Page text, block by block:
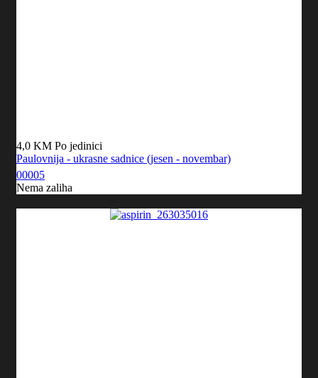
4,0 KM Po jedinici
Paulovnija - ukrasne sadnice (jesen - novembar)
00005
Nema zaliha